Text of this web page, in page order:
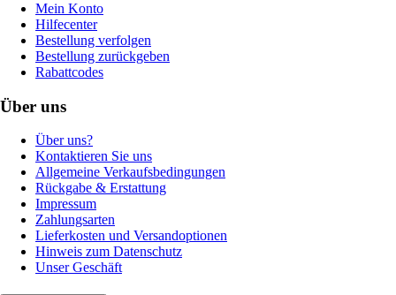
Mein Konto
Hilfecenter
Bestellung verfolgen
Bestellung zurückgeben
Rabattcodes
Über uns
Über uns?
Kontaktieren Sie uns
Allgemeine Verkaufsbedingungen
Rückgabe & Erstattung
Impressum
Zahlungsarten
Lieferkosten und Versandoptionen
Hinweis zum Datenschutz
Unser Geschäft